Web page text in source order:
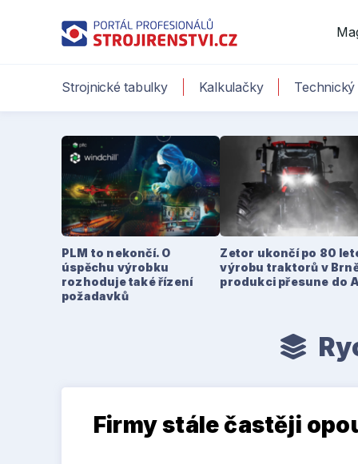
Strojnické tabulky Kalkulačky
PLM to nekončí. O
úspěchu výrobku
rozhoduje také řízení
požadavků
Zetor ukončí po 80
výrobu traktorů v
produkci přesune do
Firmy stále častěji